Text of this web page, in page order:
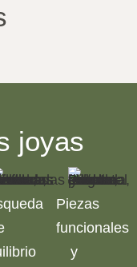
joyas
Piezas
funcionales
y